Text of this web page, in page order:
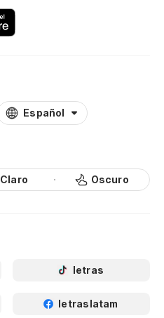
Español
Claro Oscuro
letras
letraslatam